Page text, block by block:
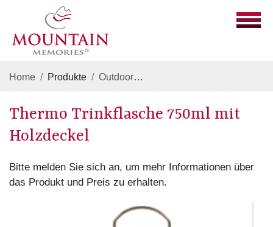
Home Produkte Outdoor
Thermo Trinkflasche 750ml mit
Holzdeckel
Bitte melden Sie sich an, um mehr Informationen über
das Produkt und Preis zu erhalten.